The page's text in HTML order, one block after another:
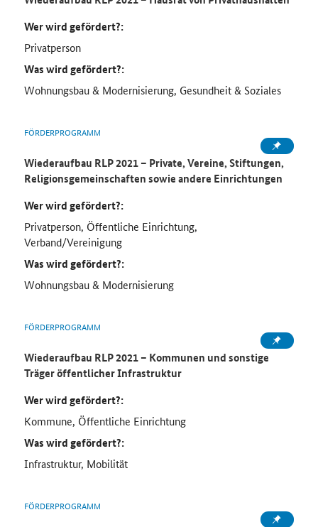
Wer wird gefördert?:
Privatperson
Was wird gefördert?:
Wohnungsbau & Modernisierung, Gesundheit & Soziales
FÖRDERPROGRAMM
Wiederaufbau RLP 2021 – Private, Vereine, Stiftungen,
Religionsgemeinschaften sowie andere Einrichtungen
Wer wird gefördert?:
Privatperson, Öffentliche Einrichtung,
Verband/Vereinigung
Was wird gefördert?:
Wohnungsbau & Modernisierung
FÖRDERPROGRAMM
Wiederaufbau RLP 2021 – Kommunen und sonstige
Träger öffentlicher Infrastruktur
Wer wird gefördert?:
Kommune, Öffentliche Einrichtung
Was wird gefördert?:
Infrastruktur, Mobilität
FÖRDERPROGRAMM